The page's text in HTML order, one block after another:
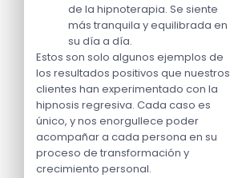
de la hipnoterapia. Se siente
más tranquila y equilibrada en
su día a día.
Estos son solo algunos ejemplos de
los resultados positivos que nuestros
clientes han experimentado con la
hipnosis regresiva. Cada caso es
único, y nos enorgullece poder
acompañar a cada persona en su
proceso de transformación y
crecimiento personal.